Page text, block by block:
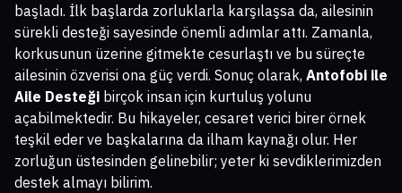
başladı. İlk başlarda zorluklarla karşılaşsa da, ailesinin
sürekli desteği sayesinde önemli adımlar attı. Zamanla,
korkusunun üzerine gitmekte cesurlaştı ve bu süreçte
ailesinin özverisi ona güç verdi. Sonuç olarak, Antofobi ile
Aile Desteği birçok insan için kurtuluş yolunu
açabilmektedir. Bu hikayeler, cesaret verici birer örnek
teşkil eder ve başkalarına da ilham kaynağı olur. Her
zorluğun üstesinden gelinebilir; yeter ki sevdiklerimizden
destek almayı bilirim.